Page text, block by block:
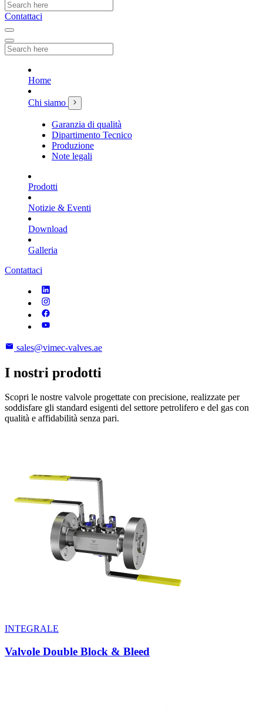
Contattaci
Home
Chi siamo
Garanzia di qualità
Dipartimento Tecnico
Produzione
Note legali
Prodotti
Notizie & Eventi
Download
Galleria
Contattaci
sales@vimec-valves.ae
I nostri prodotti
Scopri le nostre valvole progettate con precisione, realizzate per
soddisfare gli standard esigenti del settore petrolifero e del gas con
qualità e affidabilità senza pari.
INTEGRALE
Valvole Double Block & Bleed